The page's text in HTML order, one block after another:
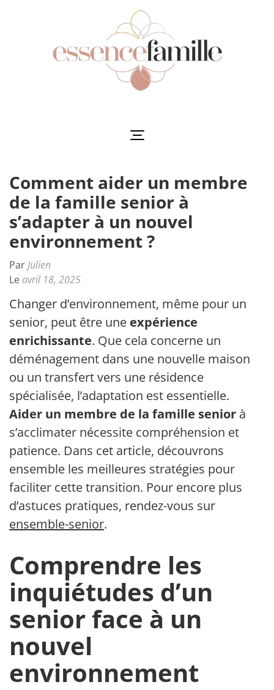
Comment aider un membre
de la famille senior à
s’adapter à un nouvel
environnement ?
ParJulien
Le avril 18, 2025
Changer d’environnement, même pour un
senior, peut être une expérience
enrichissante. Que cela concerne un
déménagement dans une nouvelle maison
ou un transfert vers une résidence
spécialisée, l’adaptation est essentielle.
Aider un membre de la famille senior à
s’acclimater nécessite compréhension et
patience. Dans cet article, découvrons
ensemble les meilleures stratégies pour
faciliter cette transition. Pour encore plus
d’astuces pratiques, rendez-vous sur
ensemble-senior.
Comprendre les
inquiétudes d’un
senior face à un
nouvel
environnement